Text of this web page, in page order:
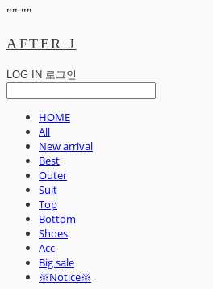
"" ""
AFTER J
LOG IN 로그인
HOME
All
New arrival
Best
Outer
Suit
Top
Bottom
Shoes
Acc
Big sale
※Notice※